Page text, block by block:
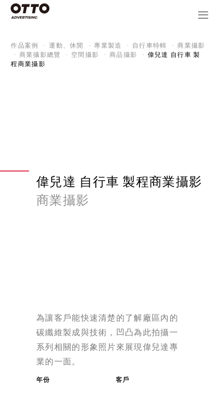
作品案例 運動、休閒 專業製造 自行車特輯
商業攝影
商業攝影總覽
空間攝影 商品攝影
偉兒達 自行車 製
程商業攝影
偉兒達 自行車 製程商業攝影
商業攝影
為讓客戶能快速清楚的了解廠區內的
碳纖維製成與技術，凹凸為此拍攝一
系列相關的形象照片來展現偉兒達專
業的一面。
年份 客戶